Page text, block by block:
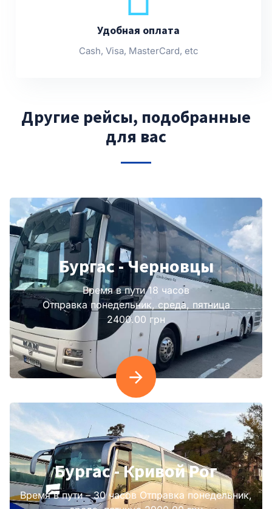
Удобная оплата
Cash, Visa, MasterCard, etc
Другие рейсы, подобранные
для вас
Бургас - Черновцы
Время в пути 18 часов
Отправка понедельник, среда, пятница
2400.00 грн
Бургас - Кривой Рог
Время в пути – 30 часов Отправка понедельник,